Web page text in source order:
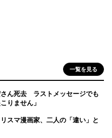
一覧を見る
ん死去 ラストメッセージでも
りません」
スマ漫画家、二人の「違い」と